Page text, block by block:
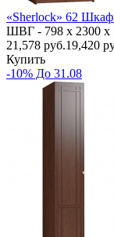
«Sherlock» 62
ШВГ - 798 х 2300 х
21,578 руб.19,420
Купить
-10% До 31.08